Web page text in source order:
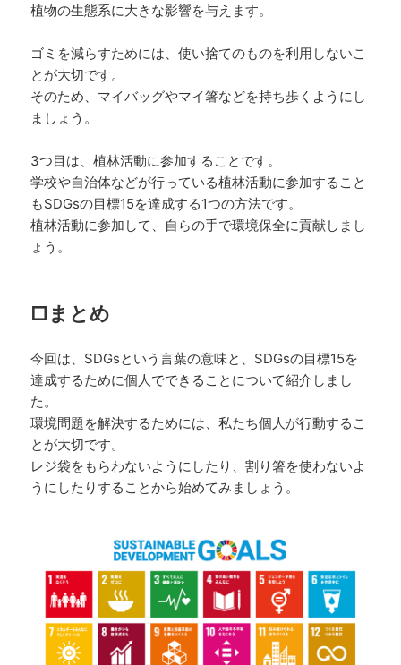
植物の生態系に大きな影響を与えます。
ゴミを減らすためには、使い捨てのものを利用しないこ
とが大切です。
そのため、マイバッグやマイ箸などを持ち歩くようにし
ましょう。
3つ目は、植林活動に参加することです。
学校や自治体などが行っている植林活動に参加すること
もSDGsの目標15を達成する1つの方法です。
植林活動に参加して、自らの手で環境保全に貢献しまし
ょう。
□まとめ
今回は、SDGsという言葉の意味と、SDGsの目標15を
達成するために個人でできることについて紹介しまし
た。
環境問題を解決するためには、私たち個人が行動するこ
とが大切です。
レジ袋をもらわないようにしたり、割り箸を使わないよ
うにしたりすることから始めてみましょう。